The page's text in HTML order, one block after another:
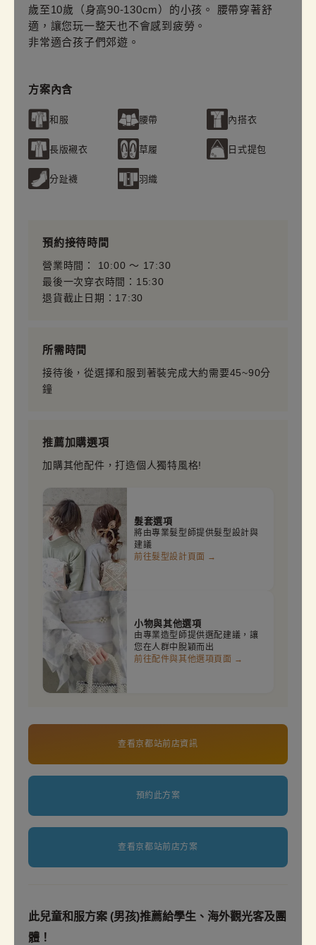
歲至10歲（身高90-130cm）的小孩。 腰帶穿著舒
適，讓您玩一整天也不會感到疲勞。
非常適合孩子們郊遊。
方案內含
和服 腰帶 內搭衣
長版襯衣 草履 日式提包
分趾襪 羽織
預約接待時間
營業時間： 10:00 〜 17:30
最後一次穿衣時間：15:30
退貨截止日期：17:30
所需時間
接待後，從選擇和服到著裝完成大約需要45~90分
鐘
推薦加購選項
加購其他配件，打造個人獨特風格!
髮套選項
將由專業髮型師提供髮型設計與
建議
前往髮型設計頁面 →
小物與其他選項
由專業造型師提供選配建議，讓
您在人群中脫穎而出
前往配件與其他選項頁面 →
查看京都站前店資訊
預約此方案
查看京都站前店方案
此兒童和服方案 (男孩)推薦給學生、海外觀光客及團
體！